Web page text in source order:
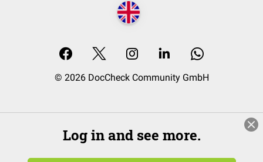
© 2026 DocCheck Community GmbH
Log in and see more.